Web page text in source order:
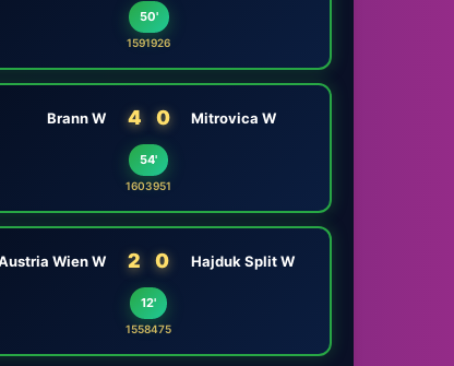
50'
1591926
Brann W 4 0 Mitrovica W
54'
1603951
Wien W 2 0 Hajduk Split W
12'
1558475